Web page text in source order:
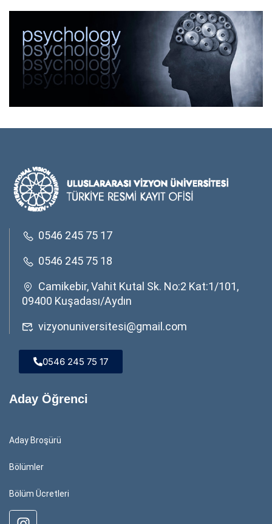
0546 245 75 17
0546 245 75 18
Camikebir, Vahit Kutal Sk. No:2 Kat:1/101,
09400 Kuşadası/Aydın
vizyonuniversitesi@gmail.com
0546 245 75 17
Aday Öğrenci
Aday Broşürü
Bölümler
Bölüm Ücretleri